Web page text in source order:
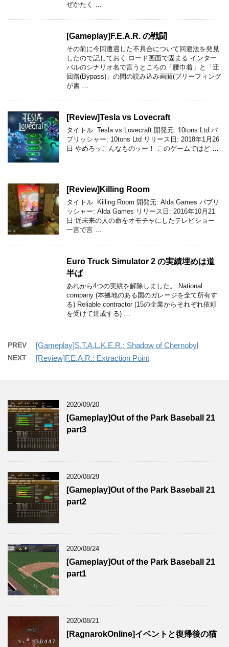
ぜかたく …
[Gameplay]F.E.A.R. の戦闘
その前に今回遭遇した不具合について回避法を発見
したので記しておく ロード画面で固まる インター
バルのシナリオ名で言うところの「腰巾着」と「迂
回路(Bypass)」の間の読み込み画面(ブリーフィング
が書 …
[Review]Tesla vs Lovecraft
タイトル: Tesla vs Lovecraft 開発元: 10tons Ltd パ
ブリッシャー: 10tons Ltd リリース日: 2018年1月26
日 やめろッこんなものッー！ このゲームではど …
[Review]Killing Room
タイトル: Killing Room 開発元: Alda Games パブリ
ッシャー: Alda Games リリース日: 2016年10月21
日 近未来の人の命をオモチャにしたテレビショー
一言で言 …
Euro Truck Simulator 2 の実績埋めは道
半ば
あれから4つの実績を解除しました。 National
company (本拠地のある国のガレージを全て所有す
る) Reliable contractor (15の企業からそれぞれ依頼
を受けて達成する) …
PREV [Gameplay]S.T.A.L.K.E.R.: Shadow of Chernobyl
NEXT [Review]F.E.A.R.: Extraction Point
2020/09/20
[Gameplay]Out of the Park Baseball 21
part3
2020/08/29
[Gameplay]Out of the Park Baseball 21
part2
2020/08/24
[Gameplay]Out of the Park Baseball 21
part1
2020/08/21
[RagnarokOnline]イベントと復帰後の猫